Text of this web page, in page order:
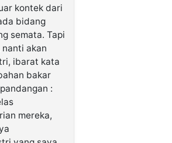
kontek dari
bidang
semata. Tapi
akan
ibarat kata
bakar
:
mereka,